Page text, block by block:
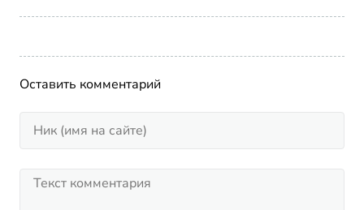
Оставить комментарий